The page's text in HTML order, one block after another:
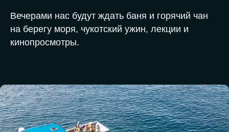
Вечерами нас будут ждать баня и горячий чан
на берегу моря, чукотский ужин, лекции и
кинопросмотры.